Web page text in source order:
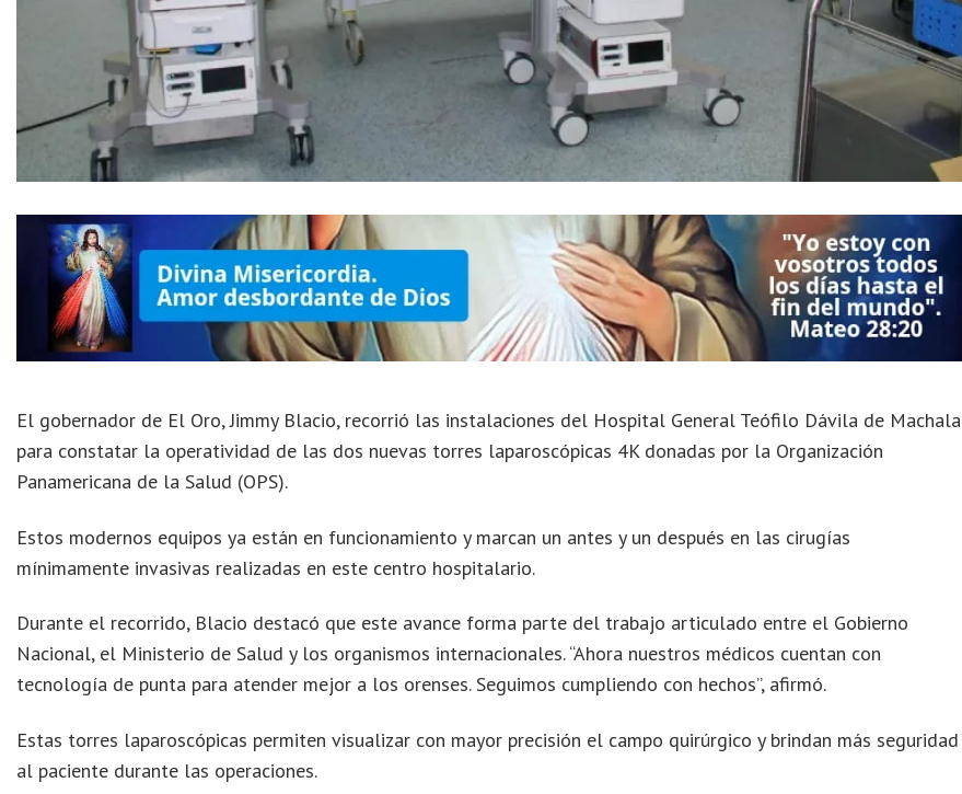
El gobernador de El Oro, Jimmy Blacio, recorrió las instalaciones del Hospital General Teófilo Dávila de Machala
para constatar la operatividad de las dos nuevas torres laparoscópicas 4K donadas por la Organización
Panamericana de la Salud (OPS).
Estos modernos equipos ya están en funcionamiento y marcan un antes y un después en las cirugías
mínimamente invasivas realizadas en este centro hospitalario.
Durante el recorrido, Blacio destacó que este avance forma parte del trabajo articulado entre el Gobierno
Nacional, el Ministerio de Salud y los organismos internacionales. “Ahora nuestros médicos cuentan con
tecnología de punta para atender mejor a los orenses. Seguimos cumpliendo con hechos”, afirmó.
Estas torres laparoscópicas permiten visualizar con mayor precisión el campo quirúrgico y brindan más seguridad
al paciente durante las operaciones.